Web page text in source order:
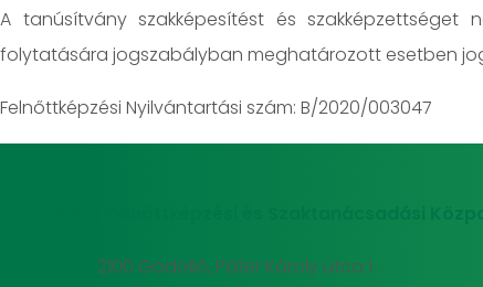
A tanúsítvány szakképesítést és szakképzettséget
folytatására jogszabályban meghatározott esetben
Felnőttképzési Nyilvántartási szám: B/2020/003047
2100 Gödöllő, Páter Károly utca 1.